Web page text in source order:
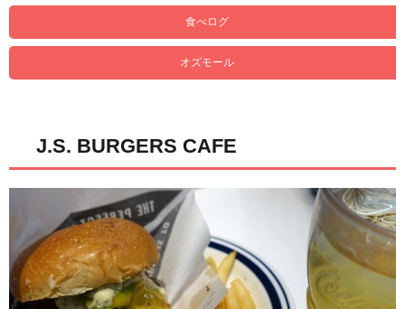
食べログ
オズモール
J.S. BURGERS CAFE